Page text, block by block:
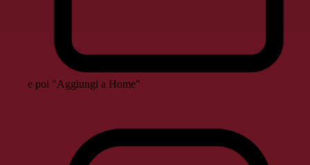
e poi "Aggiungi a Home"